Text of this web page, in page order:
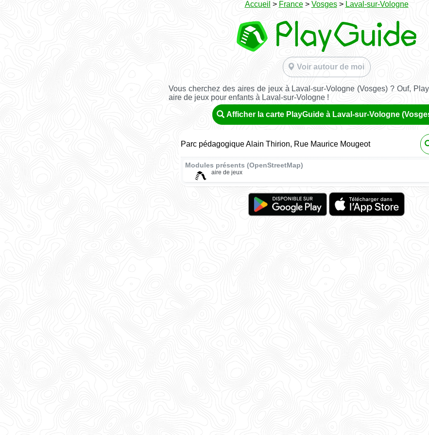
Accueil > France> Vosges> Laval-sur-Vologne
Voir autour de moi
Vous cherchez des aires de jeux à Laval-sur-Vologne (Vosges) ? Ouf,
aire de jeux pour enfants à Laval-sur-Vologne !
Afficher la carte PlayGuide à Laval-sur-Vologne
Parc pédagogique Alain Thirion, Rue Maurice Mougeot
Modules présents (OpenStreetMap)
aire de jeux